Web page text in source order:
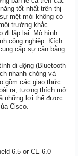
tốt nhất trên thị
mệt mỏi không có
trường khắc
đi lặp lại. Mô hình
công nghiệp. Kích
cấp sự cân bằng
di động (Bluetooth
nhanh chóng và
gồm các giao thức
ra, tương thích mở
những lợi thế được
Cisco.
6.5 or CE 6.0